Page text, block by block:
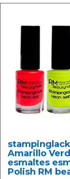
Amarillo
esmaltes
Polish RM